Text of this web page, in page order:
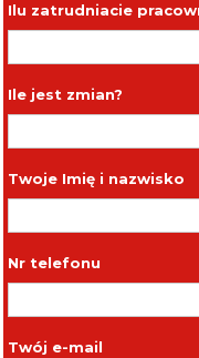
Ilu zatrudniacie
Ile jest zmian?
Twoje Imię i nazwisko
Nr telefonu
Twój e-mail